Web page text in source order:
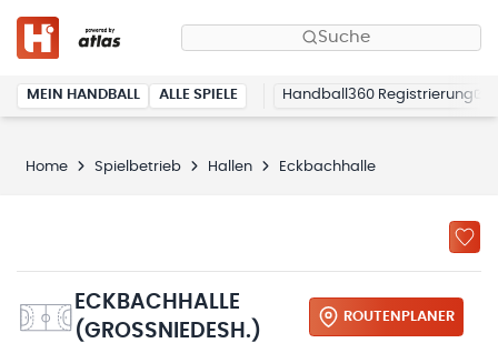
Suche
MEIN HANDBALL ALLE SPIELE Handball360 Registrierung
Home Spielbetrieb Hallen Eckbachhalle
ECKBACHHALLE
(GROSSNIEDESH.)
ROUTENPLANER